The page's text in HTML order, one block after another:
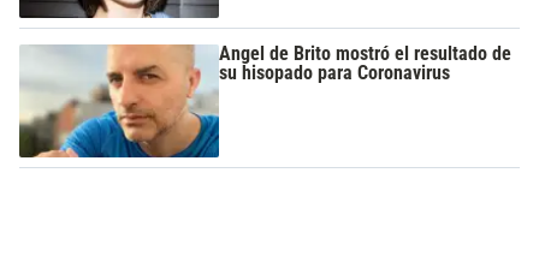
Angel de Brito mostró el resultado de
su hisopado para Coronavirus